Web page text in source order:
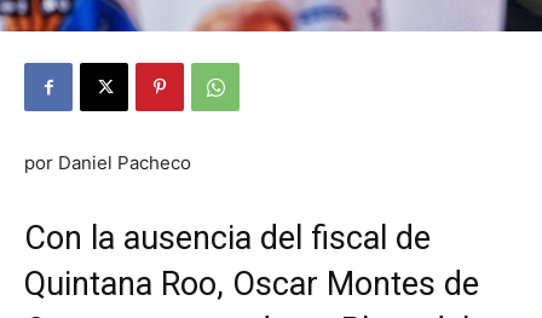
por Daniel Pacheco
Con la ausencia del fiscal de
Quintana Roo, Oscar Montes de